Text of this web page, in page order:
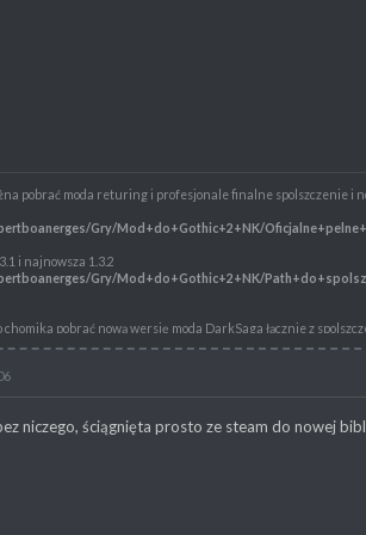
pobrać moda returing i profesjonale finalne spolszczenie i
Gry/Mod+do+Gothic+2+NK/
i najnowsza 1.3.2
Gry/Mod+do+Gothic+2+NK/
chomika pobrać nową wersję moda DarkSaga łącznie z
Gry/Mod+do+Gothic+2+NK/
Gry/Mod+do+Gothic+2+NK/Z
można pobrać Returninga 2.0 plus spolszczenie.
niczego, ściągnięta prosto ze steam do nowej